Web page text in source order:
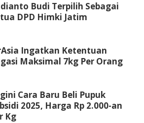
Budi Terpilih Sebagai
DPD Himki Jatim
Ingatkan Ketentuan
Maksimal 7kg Per Orang
Cara Baru Beli Pupuk
2025, Harga Rp 2.000-an
Kg